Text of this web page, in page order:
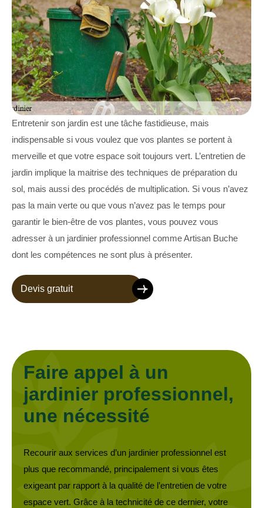
Entretenir son jardin est une tâche fastidieuse, mais
indispensable si vous voulez que vos plantes se portent à
merveille et que votre espace soit toujours vert. L’entretien de
jardin implique la maitrise des techniques de préparation du
sol, mais aussi des procédés de multiplication. Si vous n’avez
pas la main verte ou que vous n’avez pas le temps pour
garantir le bien-être de vos plantes, vous pouvez vous
adresser à un jardinier professionnel comme Artisan Buche
dont les compétences ne sont plus à présenter.
Devis gratuit
Faire appel à un
jardinier professionnel,
une nécessité
Recourir aux services d’un jardinier professionnel est
plus que recommandé, principalement si vous êtes
exigeant par rapport à la qualité de l’entretien de votre
espace vert. Grâce à la technicité de ce dernier, votre